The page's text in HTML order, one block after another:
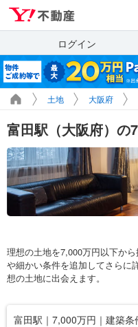
ログイン
土地 大阪府
富田駅（大阪府）の
理想の土地を7,000万円以下か
や細かい条件を追加してさらに
想の土地に出会えます。
富田駅｜7,000万円｜建築